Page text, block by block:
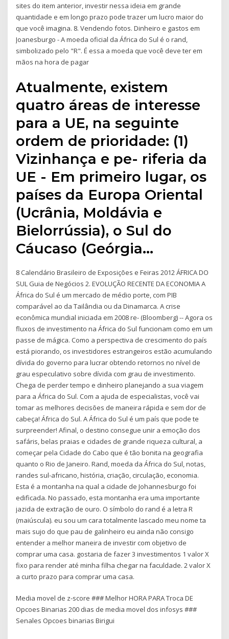
sites do item anterior, investir nessa ideia em grande
quantidade e em longo prazo pode trazer um lucro maior do
que você imagina. 8. Vendendo fotos. Dinheiro e gastos em
Joanesburgo - A moeda oficial da África do Sul é o rand,
simbolizado pelo "R". É essa a moeda que você deve ter em
mãos na hora de pagar
Atualmente, existem
quatro áreas de interesse
para a UE, na seguinte
ordem de prioridade: (1)
Vizinhança e pe- riferia da
UE - Em primeiro lugar, os
países da Europa Oriental
(Ucrânia, Moldávia e
Bielorrússia), o Sul do
Cáucaso (Geórgia…
8 Calendário Brasileiro de Exposições e Feiras 2012 ÁFRICA DO
SUL Guia de Negócios 2. EVOLUÇÃO RECENTE DA ECONOMIA A
África do Sul é um mercado de médio porte, com PIB
comparável ao da Tailândia ou da Dinamarca. A crise
econômica mundial iniciada em 2008 re- (Bloomberg) -- Agora os
fluxos de investimento na África do Sul funcionam como em um
passe de mágica. Como a perspectiva de crescimento do país
está piorando, os investidores estrangeiros estão acumulando
dívida do governo para lucrar obtendo retornos no nível de
grau especulativo sobre dívida com grau de investimento.
Chega de perder tempo e dinheiro planejando a sua viagem
para a África do Sul. Com a ajuda de especialistas, você vai
tomar as melhores decisões de maneira rápida e sem dor de
cabeça! África do Sul. A África do Sul é um país que pode te
surpreender! Afinal, o destino consegue unir a emoção dos
safáris, belas praias e cidades de grande riqueza cultural, a
começar pela Cidade do Cabo que é tão bonita na geografia
quanto o Rio de Janeiro. Rand, moeda da África do Sul, notas,
randes sul-africano, história, criação, circulação, economia.
Esta é a montanha na qual a cidade de Johannesburgo foi
edificada. No passado, esta montanha era uma importante
jazida de extração de ouro. O símbolo do rand é a letra R
(maiúscula). eu sou um cara totalmente lascado meu nome ta
mais sujo do que pau de galinheiro eu ainda não consigo
entender a melhor maneira de investir com objetivo de
comprar uma casa. gostaria de fazer 3 investimentos 1 valor X
fixo para render até minha filha chegar na faculdade. 2 valor X
a curto prazo para comprar uma casa.
Media movel de z-score ### Melhor HORA PARA Troca DE
Opcoes Binarias 200 dias de media movel dos infosys ###
Senales Opcoes binarias Birigui